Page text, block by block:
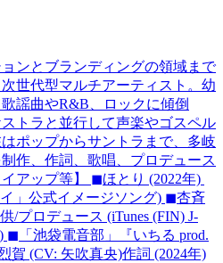
ンとブランディングの領域まで
世代型マルチアーティスト。幼
謡曲やR&B、ロックに傾倒
トラと並行して声楽やゴスペル
ポップからサントラまで、多岐
作、作詞、歌唱、プロデュース
アップ等】 ◼︎ほとり (2022年)
」公式イメージソング) ◼︎杏斉
/プロデュース (iTunes (FIN) J-
◼︎「池袋電音部」『いちる prod.
賀 (CV: 矢吹真央)作詞 (2024年)